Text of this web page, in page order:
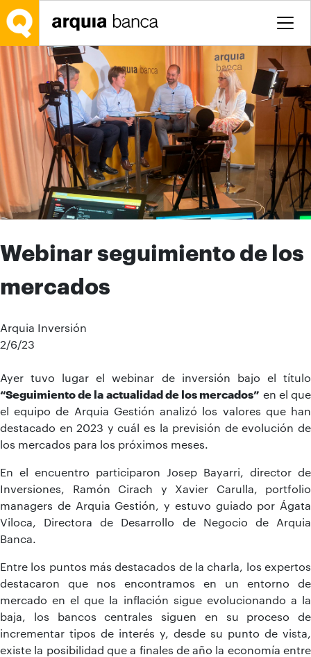
Saltar al contenido principal
Webinar seguimiento de los
mercados
Arquia Inversión
2/6/23
Ayer tuvo lugar el webinar de inversión bajo el título
“Seguimiento de la actualidad de los mercados” en el que
el equipo de Arquia Gestión analizó los valores que han
destacado en 2023 y cuál es la previsión de evolución de
los mercados para los próximos meses.
En el encuentro participaron Josep Bayarri, director de
Inversiones, Ramón Cirach y Xavier Carulla, portfolio
managers de Arquia Gestión, y estuvo guiado por Ágata
Viloca, Directora de Desarrollo de Negocio de Arquia
Banca.
Entre los puntos más destacados de la charla, los expertos
destacaron que nos encontramos en un entorno de
mercado en el que la inflación sigue evolucionando a la
baja, los bancos centrales siguen en su proceso de
incrementar tipos de interés y, desde su punto de vista,
existe la posibilidad que a finales de año la economía entre